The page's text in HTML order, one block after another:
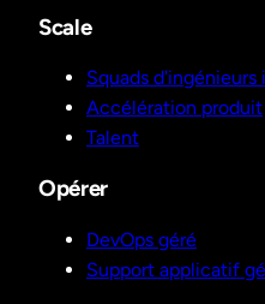
Scale
Squads d'ingénieurs
Accélération produit
Talent
Opérer
DevOps géré
Support applicatif